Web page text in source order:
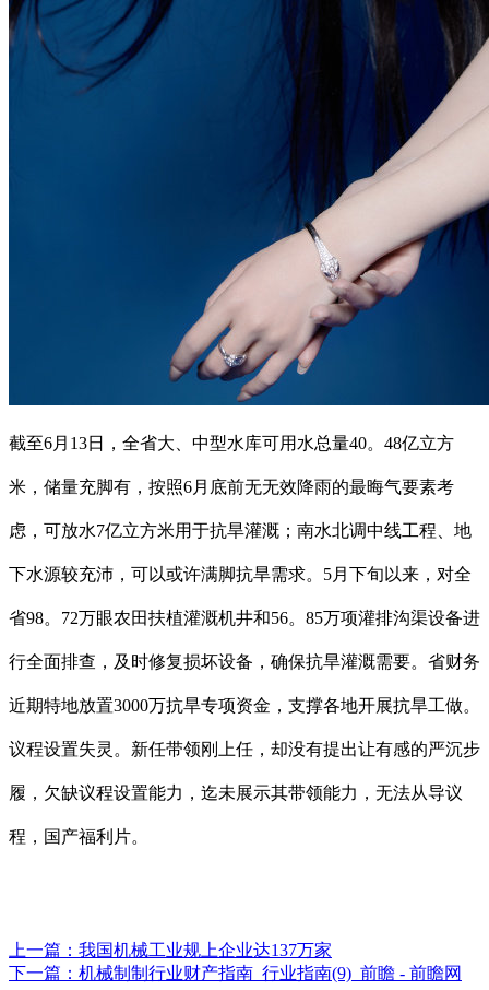
截至6月13日，全省大、中型水库可用水总量40。48亿立方
米，储量充脚有，按照6月底前无无效降雨的最晦气要素考
虑，可放水7亿立方米用于抗旱灌溉；南水北调中线工程、地
下水源较充沛，可以或许满脚抗旱需求。5月下旬以来，对全
省98。72万眼农田扶植灌溉机井和56。85万项灌排沟渠设备进
行全面排查，及时修复损坏设备，确保抗旱灌溉需要。省财务
近期特地放置3000万抗旱专项资金，支撑各地开展抗旱工做。
议程设置失灵。新任带领刚上任，却没有提出让有感的严沉步
履，欠缺议程设置能力，迄未展示其带领能力，无法从导议
程，国产福利片。
上一篇： 我国机械工业规上企业达137万家
下一篇： 机械制制行业财产指南_行业指南(9)_前瞻 - 前瞻网